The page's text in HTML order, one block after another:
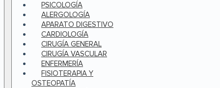
PSICOLOGÍA
ALERGOLOGÍA
APARATO DIGESTIVO
CARDIOLOGÍA
CIRUGÍA GENERAL
CIRUGÍA VASCULAR
ENFERMERÍA
FISIOTERAPIA Y
OSTEOPATÍA